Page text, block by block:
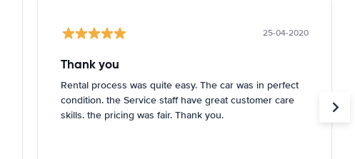
25-04-2020
Thank you
Rental process was quite easy. The car was in perfect
condition. the Service staff have great customer care
skills. the pricing was fair. Thank you.